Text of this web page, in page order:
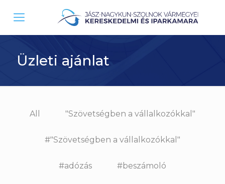
Üzleti ajánlat
All "Szövetségben a vállalkozókkal"
#"Szövetségben a vállalkozókkal"
#adózás #beszámoló